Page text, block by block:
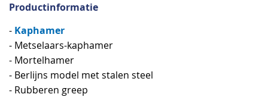
Productinformatie
- Kaphamer
- Metselaars-kaphamer
- Mortelhamer
- Berlijns model met stalen steel
- Rubberen greep